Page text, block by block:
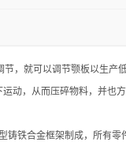
，就可以调节颚板以生产低
动，从而压碎物料，并也方
铁合金框架制成，所有